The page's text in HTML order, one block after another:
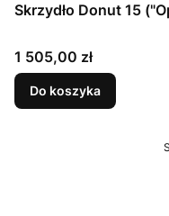
Skrzydło Donut 15
Cena
1 505,00 zł
Do koszyka